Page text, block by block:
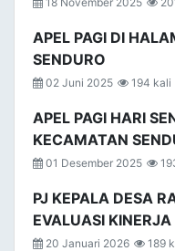
APEL PAGI DI
SENDURO
02 Juni 2025 194 kali
APEL PAGI HARI
KECAMATAN
01 Desember 2025
PJ KEPALA DESA
EVALUASI
20 Januari 2026 189